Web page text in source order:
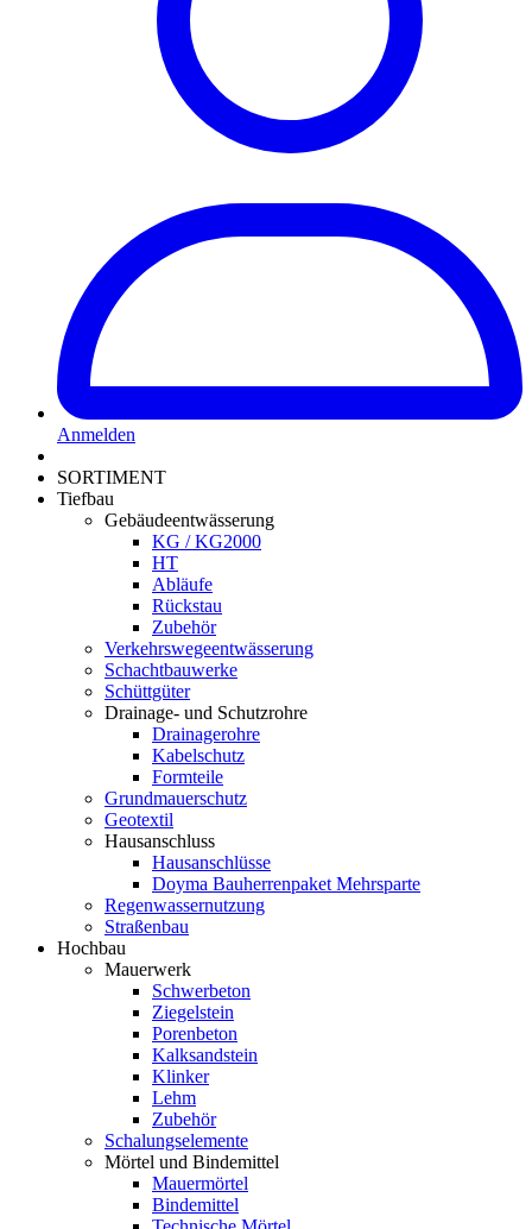
Anmelden
SORTIMENT
Tiefbau
Gebäudeentwässerung
KG / KG2000
HT
Abläufe
Rückstau
Zubehör
Verkehrswegeentwässerung
Schachtbauwerke
Schüttgüter
Drainage- und Schutzrohre
Drainagerohre
Kabelschutz
Formteile
Grundmauerschutz
Geotextil
Hausanschluss
Hausanschlüsse
Doyma Bauherrenpaket Mehrsparte
Regenwassernutzung
Straßenbau
Hochbau
Mauerwerk
Schwerbeton
Ziegelstein
Porenbeton
Kalksandstein
Klinker
Lehm
Zubehör
Schalungselemente
Mörtel und Bindemittel
Mauermörtel
Bindemittel